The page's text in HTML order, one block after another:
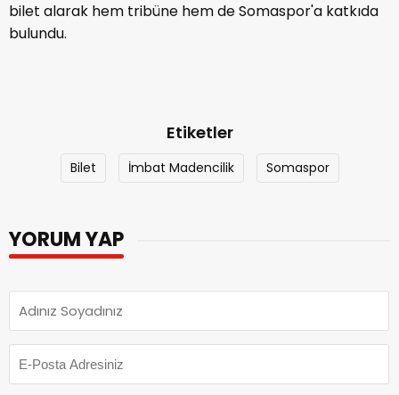
bilet alarak hem tribüne hem de Somaspor'a katkıda
bulundu.
Etiketler
Bilet İmbat Madencilik Somaspor
YORUM YAP